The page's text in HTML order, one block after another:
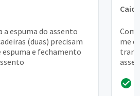
a espuma do assento
(duas) precisam
e fechamento
Caio
me